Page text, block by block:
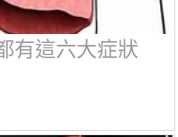
有這六大症狀